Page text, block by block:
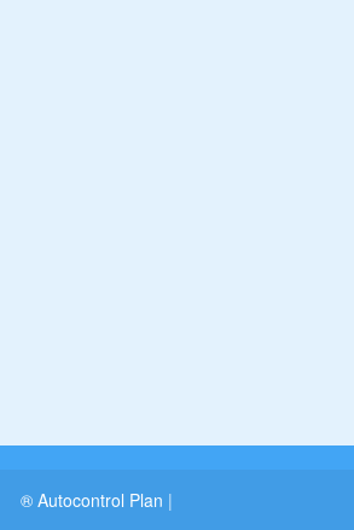
® Autocontrol Plan |